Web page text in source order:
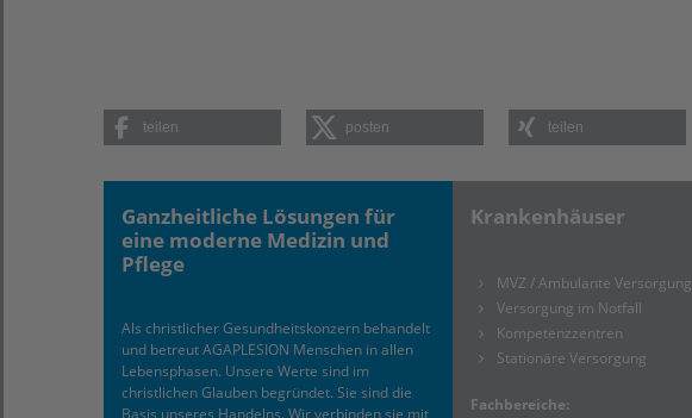
teilen posten teilen
Ganzheitliche Lösungen für
eine moderne Medizin und
Pflege
Als christlicher Gesundheitskonzern behandelt
und betreut AGAPLESION Menschen in allen
Lebensphasen. Unsere Werte sind im
christlichen Glauben begründet. Sie sind die
Basis unseres Handelns. Wir verbinden sie mit
Krankenhäuser
MVZ / Ambulante Versorgung
Versorgung im Notfall
Kompetenzzentren
Stationäre Versorgung
Fachbereiche: